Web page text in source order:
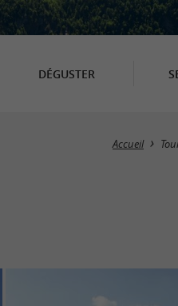
DÉGUSTER
Accueil